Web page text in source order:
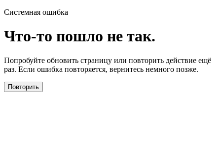
Системная ошибка
Что-то пошло не так.
Попробуйте обновить страницу или повторить действие ещё
раз. Если ошибка повторяется, вернитесь немного позже.
Повторить